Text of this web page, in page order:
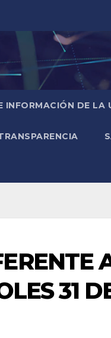
INFORMACIÓN DE LA
31